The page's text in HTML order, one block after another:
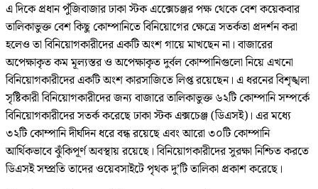
এ দিকে প্রধান পুঁজিবাজার ঢাকা স্টক এক্সেেচঞ্জর পক্ষ থেকে বেশ কয়েকবার
তালিকাভুক্ত বেশ কিছু কোম্পানিতে বিনিয়োগের ক্ষেত্রে সতর্কতা প্রদর্শন করা
হলেও তা বিনিয়োগকারীদের একটি অংশ গায়ে মাখছেন না। বাজারের
অপেক্ষাকৃত কম মূল্যস্তর ও অপেক্ষাকৃত দুর্বল কোম্পানিগুলো নিয়ে এখনো
বিনিয়োগকারীদের একটি অংশ কারসাজিতে লিপ্ত রয়েছেন। এ ধরনের বিশৃঙ্খলা
সৃষ্টিকারী বিনিয়োগকারীদের জন্য বাজারে তালিকাভুক্ত ৬২টি কোম্পানি সম্পর্কে
বিনিয়োগকারীদের সতর্ক করেছে ঢাকা স্টক এক্সচেঞ্জ (ডিএসই)। এর মধ্যে
৩২টি কোম্পানি দীর্ঘদিন ধরে বন্ধ রয়েছে এবং আরো ৩০টি কোম্পানি
আর্থিকভাবে ঝুঁকিপূর্ণ অবস্থায় রয়েছে। বিনিয়োগকারীদের সুরক্ষা নিশ্চিত করতে
ডিএসই সম্প্রতি তাদের ওয়েবসাইটে পৃথক দু’টি তালিকা প্রকাশ করেছে।